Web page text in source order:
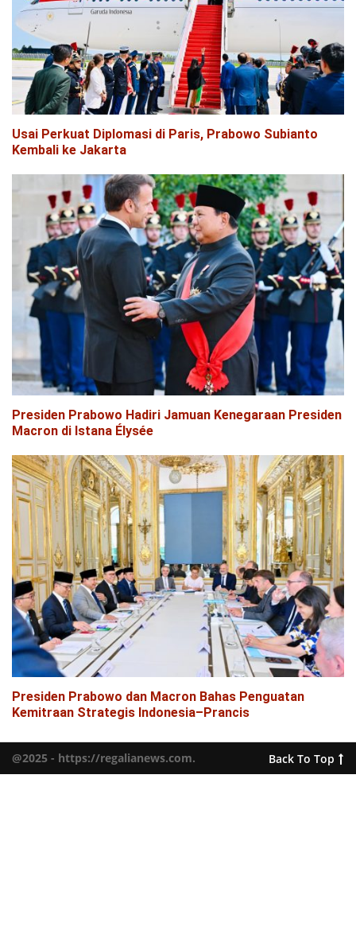
Usai Perkuat Diplomasi di Paris, Prabowo Subianto
Kembali ke Jakarta
Presiden Prabowo Hadiri Jamuan Kenegaraan Presiden
Macron di Istana Élysée
Presiden Prabowo dan Macron Bahas Penguatan
Kemitraan Strategis Indonesia–Prancis
@2025 - https://regalianews.com. Back To Top